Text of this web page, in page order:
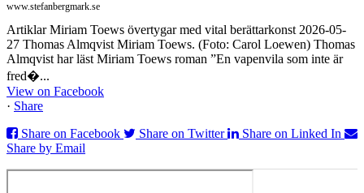
www.stefanbergmark.se
Artiklar Miriam Toews övertygar med vital berättarkonst 2026-05-
27 Thomas Almqvist Miriam Toews. (Foto: Carol Loewen) Thomas
Almqvist har läst Miriam Toews roman ”En vapenvila som inte är
fred�...
View on Facebook
· Share
Share on Facebook
Share on Twitter
Share on Linked In
Share by Email